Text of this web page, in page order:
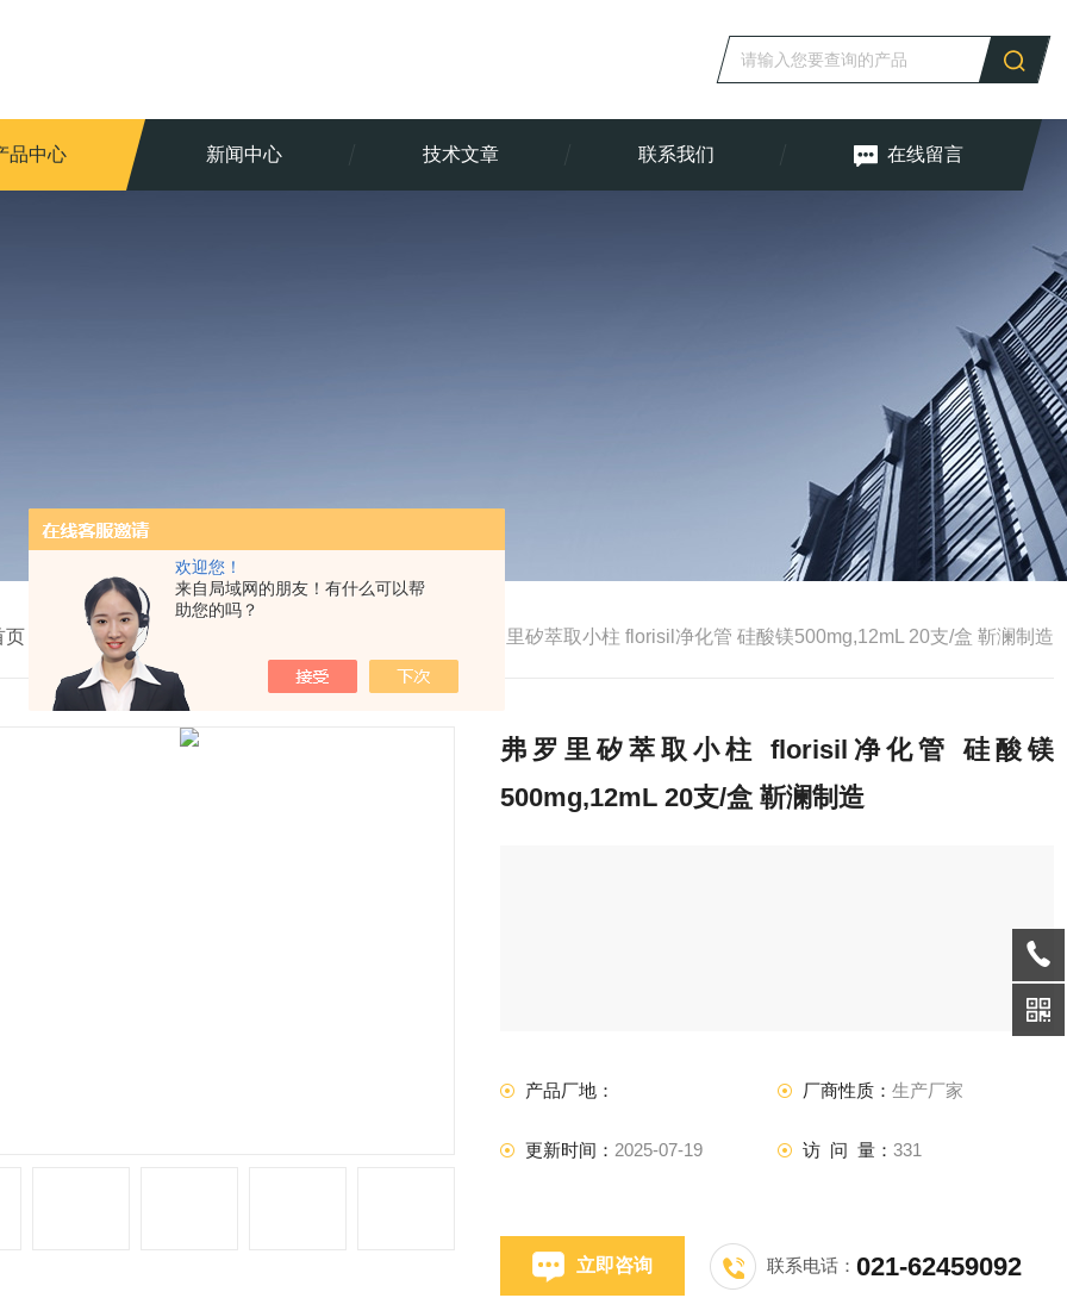
欢迎您！
来自局域网的朋友！有什么可以帮
助您的吗？
品中心 新闻中心 技术文章 联系我们 在线留言
页 产品中心> 弗罗里矽萃取小柱 florisil净化管 硅酸镁500mg,12mL 20支/盒 靳澜制造
弗罗里矽萃取小柱 florisil净化管 硅酸镁
500mg,12mL 20支/盒 靳澜制造
产品厂地： 厂商性质： 生产厂家
更新时间： 2025-07-19 访 问 量： 331
立即咨询 联系电话： 021-62459092